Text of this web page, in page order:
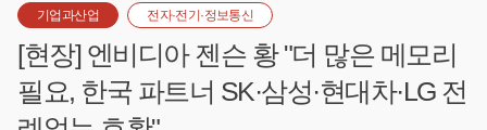
기업과산업 전자·전기·정보통신
[현장] 엔비디아 젠슨 황 "더 많은 메모리
필요, 한국 파트너 SK·삼성·현대차·LG 전